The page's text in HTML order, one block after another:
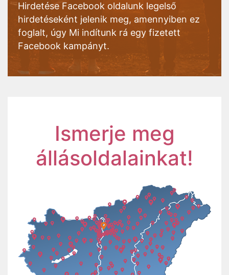
Hirdetése Facebook oldalunk legelső
hirdetéseként jelenik meg, amennyiben ez
foglalt, úgy Mi indítunk rá egy fizetett
Facebook kampányt.
Ismerje meg
állásoldalainkat!